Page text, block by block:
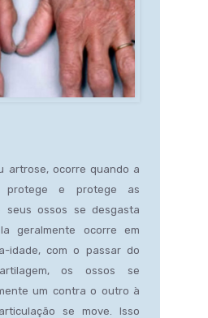
artrose, ocorre quando a
protege e protege as
seus ossos se desgasta
geralmente ocorre em
idade, com o passar do
os ossos se
um contra o outro à
se move. Isso